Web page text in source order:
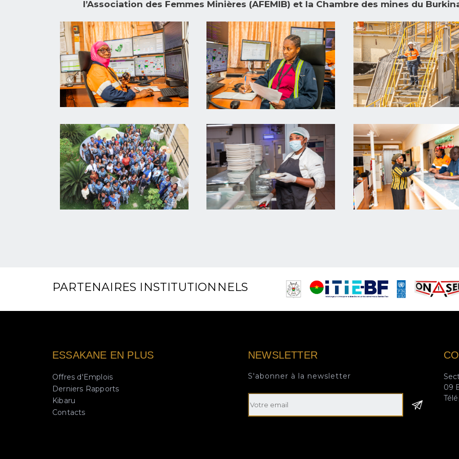
l’Association des Femmes Minières (AFEMIB) et la Chambre des mines du
PARTENAIRES INSTITUTIONNELS
ESSAKANE EN PLUS
Offres d'Emplois
Derniers Rapports
Kibaru
Contacts
NEWSLETTER
S'abonner à la newsletter
09